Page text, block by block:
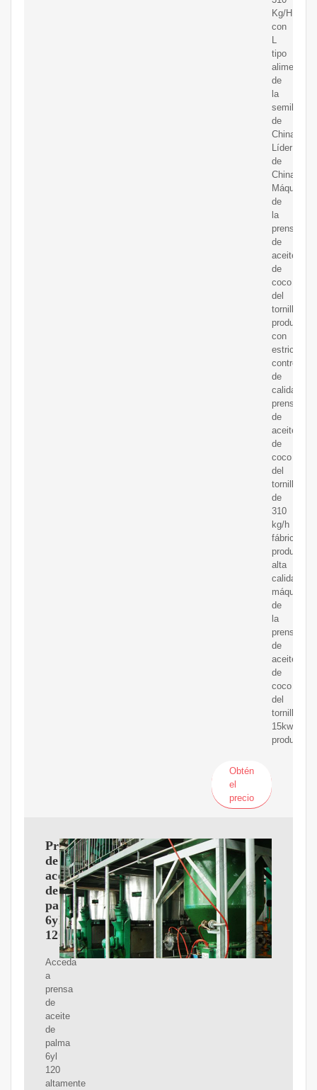
Kg/H
con
tipo
de
la
semilla
de
China,
Líder
de
China
Máquina
de
la
prensa
de
aceite
de
coco
del
tornillo
producto,
con
estricto
control
de
calidad
prensa
de
aceite
de
coco
del
tornillo
de
310
kg/h
fábricas,
alta
calidad
máquina
de
la
prensa
de
aceite
de
coco
del
tornillo
15kw
productos.
Obtén
el
precio
Prensa
de
aceite
de
palma
6yl
120
Acceda
a
prensa
de
aceite
de
palma
6yl
120
altamente